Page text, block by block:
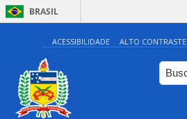
BRASIL
ACESSIBILIDADE ALTO CONTRASTE